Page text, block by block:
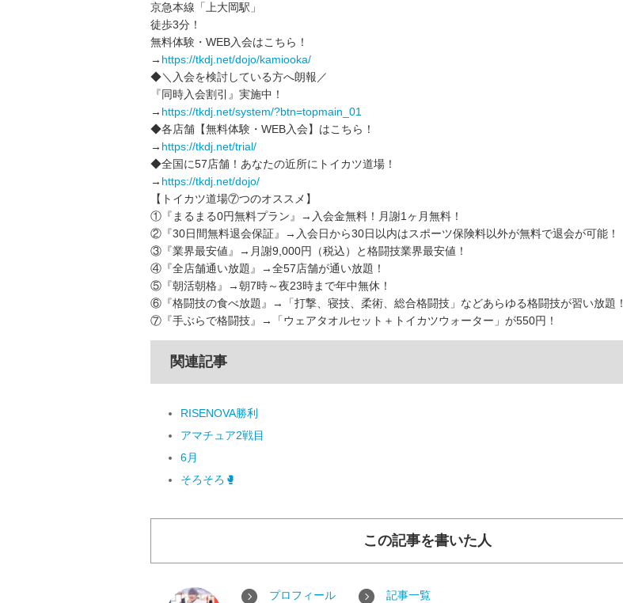
京急本線「上大岡駅」
徒歩3分！
無料体験・WEB入会はこちら！
→ https://tkdj.net/dojo/kamiooka/
◆＼入会を検討している方へ朗報／
『同時入会割引』実施中！
→ https://tkdj.net/system/?btn=topmain_01
◆各店舗【無料体験・WEB入会】はこちら！
→ https://tkdj.net/trial/
◆全国に57店舗！あなたの近所にトイカツ道場！
→ https://tkdj.net/dojo/
【トイカツ道場⑦つのオススメ】
①『まるまる0円無料プラン』→入会金無料！月謝1ヶ月無料！
②『30日間無料退会保証』→入会日から30日以内はスポーツ保険料以外が無料で退会が可能！
③『業界最安値』→月謝9,000円（税込）と格闘技業界最安値！
④『全店舗通い放題』→全57店舗が通い放題！
⑤『朝活朝格』→朝7時～夜23時まで年中無休！
⑥『格闘技の食べ放題』→「打撃、寝技、柔術、総合格闘技」などあらゆる格闘技が習い放題！
⑦『手ぶらで格闘技』→「ウェアタオルセット＋トイカツウォーター」が550円！
関連記事
RISENOVA勝利
アマチュア2戦目
6月
そろそろ🥊
この記事を書いた人
プロフィール 記事一覧